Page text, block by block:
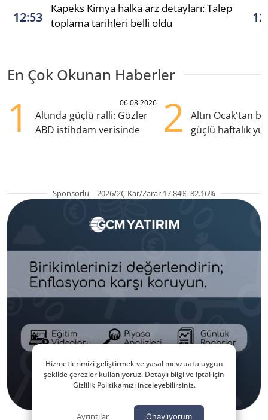
12:53
Kapeks Kimya halka arz detayları: Talep
toplama tarihleri belli oldu
En Çok Okunan Haberler
1 06.08.2026
Altında güçlü ralli: Gözler
ABD istihdam verisinde
2
Altın Ocak'tan
güçlü haftalık
Sponsorlu | 2026/2Ç Kar/Zarar 17.84%-82.16%
Hizmetlerimizi geliştirmek ve yasal mevzuata uygun
şekilde çerezler kullanıyoruz. Detaylı bilgi ve iptal için
Gizlilik Politikamızı inceleyebilirsiniz.
Ayrıntılar Onaylıyorum